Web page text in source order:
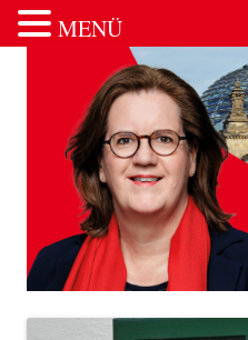
MENÜ